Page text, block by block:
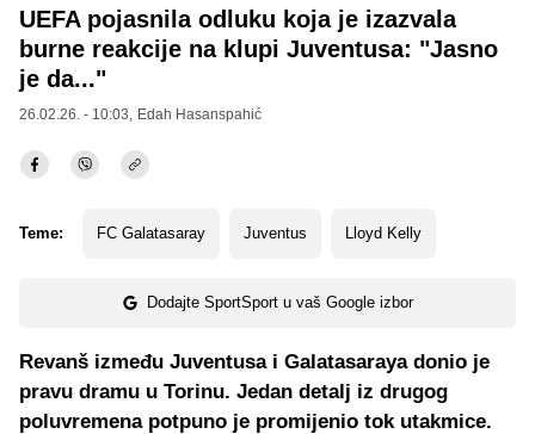
UEFA pojasnila odluku koja je izazvala
burne reakcije na klupi Juventusa: "Jasno
je da..."
26.02.26. - 10:03, Edah Hasanspahić
Teme: FC Galatasaray Juventus Lloyd Kelly
Dodajte SportSport u vaš Google izbor
Revanš između Juventusa i Galatasaraya donio je
pravu dramu u Torinu. Jedan detalj iz drugog
poluvremena potpuno je promijenio tok utakmice.